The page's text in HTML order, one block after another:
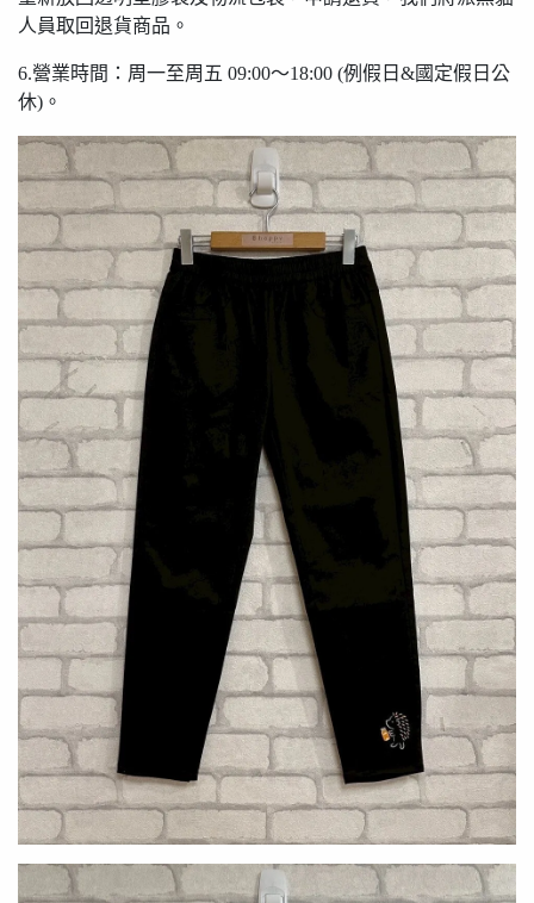
人員取回退貨商品。
6.營業時間：周一至周五 09:00〜18:00 (例假日&國定假日公
休)。